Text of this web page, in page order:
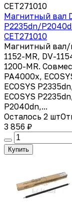
CET271010
Магнитный вал
P2235dn/
CET271010
Магнитный вал/
1152-MR, DV-
1200-MR.
PA4000x,
ECOSYS
ECOSYS
P2040dn,...
Осталось 2 шт
3 856 ₽
Купить